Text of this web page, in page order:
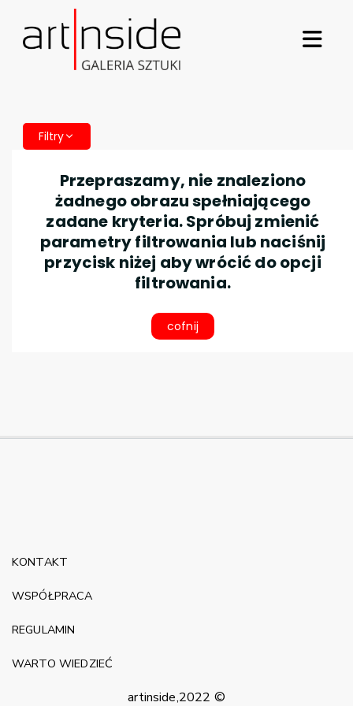
Filtry
Przepraszamy, nie znaleziono
żadnego obrazu spełniającego
zadane kryteria. Spróbuj zmienić
parametry filtrowania lub naciśnij
przycisk niżej aby wrócić do opcji
filtrowania.
cofnij
artinside,2022 ©
KONTAKT
WSPÓŁPRACA
REGULAMIN
WARTO WIEDZIEĆ